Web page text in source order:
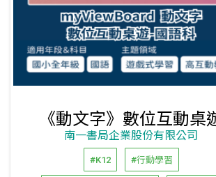
《動文字》數位互動桌
南一書局企業股份有限公司
#K12 #行動學習